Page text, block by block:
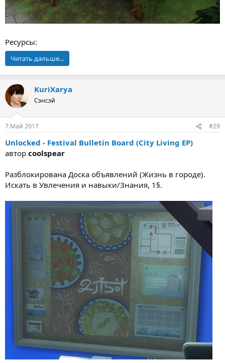
Ресурсы:
Читать дальше...
KuriXarya
Сэнсэй
7 Май 2017 #29
Unlocked - Festival Bulletin Board (City Living EP)
автор coolspear
Разблокирована Доска объявлений (Жизнь в городе).
Искать в Увлечения и навыки/Знания, 1§.